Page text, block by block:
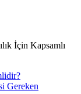
İçin Kapsamlı
Gereken